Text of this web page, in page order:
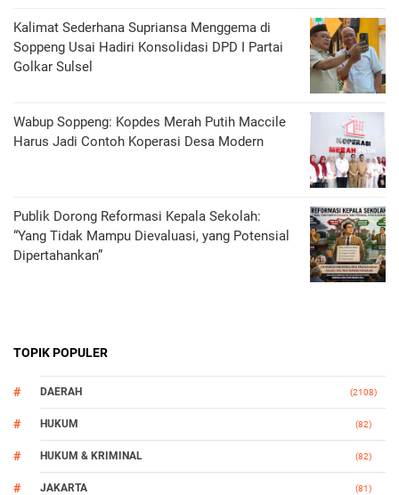
Kalimat Sederhana Supriansa Menggema di
Soppeng Usai Hadiri Konsolidasi DPD I Partai
Golkar Sulsel
Wabup Soppeng: Kopdes Merah Putih Maccile
Harus Jadi Contoh Koperasi Desa Modern
Publik Dorong Reformasi Kepala Sekolah:
“Yang Tidak Mampu Dievaluasi, yang Potensial
Dipertahankan”
TOPIK POPULER
DAERAH (2108)
HUKUM (82)
HUKUM & KRIMINAL (82)
JAKARTA (81)